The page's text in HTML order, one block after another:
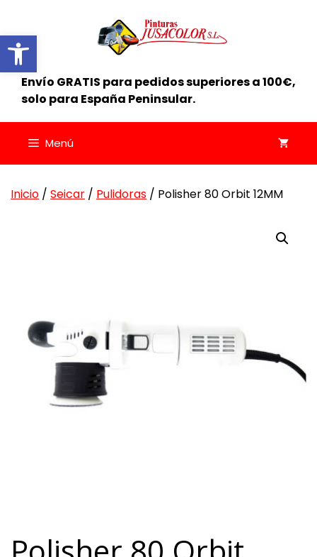
Abrir barra de herramientas
contenido
Envío GRATIS para pedidos superiores a 100€,
solo para España Peninsular.
Menú
Inicio / Seicar / Pulidoras / Polisher 80 Orbit 12MM